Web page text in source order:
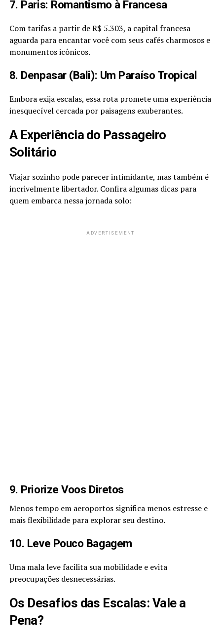
7. Paris: Romantismo à Francesa
Com tarifas a partir de R$ 5.303, a capital francesa
aguarda para encantar você com seus cafés charmosos e
monumentos icônicos.
8. Denpasar (Bali): Um Paraíso Tropical
Embora exija escalas, essa rota promete uma experiência
inesquecível cercada por paisagens exuberantes.
A Experiência do Passageiro
Solitário
Viajar sozinho pode parecer intimidante, mas também é
incrivelmente libertador. Confira algumas dicas para
quem embarca nessa jornada solo:
ADVERTISEMENT
9. Priorize Voos Diretos
Menos tempo em aeroportos significa menos estresse e
mais flexibilidade para explorar seu destino.
10. Leve Pouco Bagagem
Uma mala leve facilita sua mobilidade e evita
preocupações desnecessárias.
Os Desafios das Escalas: Vale a
Pena?